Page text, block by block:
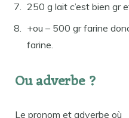
250 g lait c’est bien gr
+ou – 500 gr farine
farine.
Ou adverbe ?
Le pronom et adverbe où